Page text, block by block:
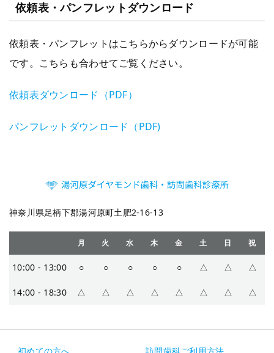
依頼表・パンフレットダウンロード
依頼表・パンフレットはこちらからダウンロードが可能
です。こちらも合わせてご覧ください。
依頼表ダウンロード（PDF）
パンフレットダウンロード（PDF)
神奈川県足柄下郡湯河原町土肥2-16-13
月 火 水 木 金 土 日 祝
10:00 - 13:00 ○ ○ ○ ○ ○ △ △ △
14:00 - 18:30 △ △ △ △ △ △ △ △
初めての方へ 訪問歯科ご利用方法